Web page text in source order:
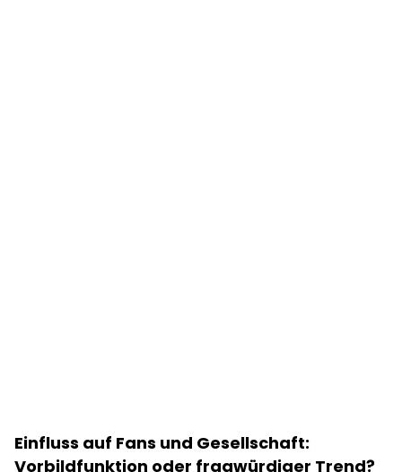
Einfluss auf Fans und Gesellschaft:
Vorbildfunktion oder fragwürdiger Trend?